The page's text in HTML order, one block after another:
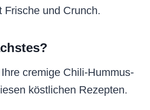
Frische und Crunch.
cremige Chili-Hummus-
köstlichen Rezepten.